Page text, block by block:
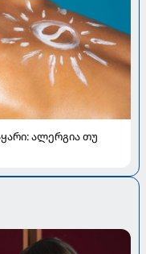
ალერგია თუ